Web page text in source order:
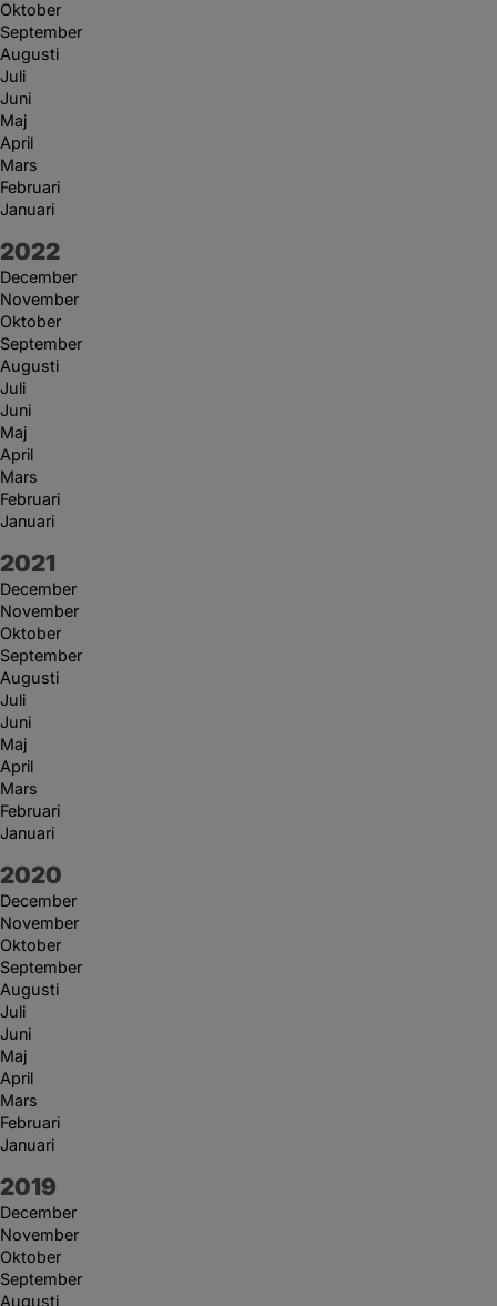
Oktober
September
Augusti
Juli
Juni
Maj
April
Mars
Februari
Januari
År:
2022
December
November
Oktober
September
Augusti
Juli
Juni
Maj
April
Mars
Februari
Januari
År:
2021
December
November
Oktober
September
Augusti
Juli
Juni
Maj
April
Mars
Februari
Januari
År:
2020
December
November
Oktober
September
Augusti
Juli
Juni
Maj
April
Mars
Februari
Januari
År:
2019
December
November
Oktober
September
Augusti